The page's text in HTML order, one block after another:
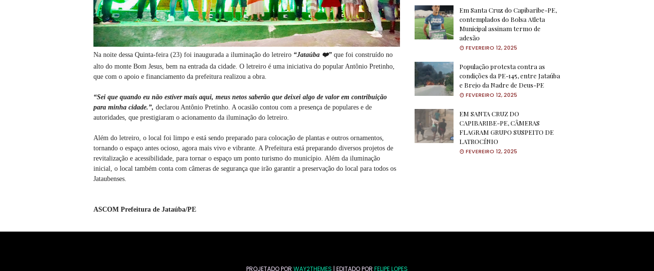
Na noite dessa Quinta-feira (23) foi inaugurada a iluminação do letreiro “Jataúba ❤️” que foi construído no
alto do monte Bom Jesus, bem na entrada da cidade. O letreiro é uma iniciativa do popular Antônio Pretinho,
que com o apoio e financiamento da prefeitura realizou a obra.
“Sei que quando eu não estiver mais aqui, meus netos saberão que deixei algo de valor em contribuição
para minha cidade.”, declarou Antônio Pretinho. A ocasião contou com a presença de populares e de
autoridades, que prestigiaram o acionamento da iluminação do letreiro.
Além do letreiro, o local foi limpo e está sendo preparado para colocação de plantas e outros ornamentos,
tornando o espaço antes ocioso, agora mais vivo e vibrante. A Prefeitura está preparando diversos projetos de
revitalização e acessibilidade, para tornar o espaço um ponto turismo do município. Além da iluminação
inicial, o local também conta com câmeras de segurança que irão garantir a preservação do local para todos os
Jataubenses.
ASCOM Prefeitura de Jataúba/PE
Em Santa Cruz do Capibaribe-PE,
contemplados do Bolsa Atleta
Municipal assinam termo de
adesão
FEVEREIRO 12, 2025
População protesta contra as
condições da PE-145, entre Jataúba
e Brejo da Nadre de Deus-PE
FEVEREIRO 12, 2025
EM SANTA CRUZ DO
CAPIBARIBE-PE, CÂMERAS
FLAGRAM GRUPO SUSPEITO DE
LATROCÍNIO
FEVEREIRO 12, 2025
PROJETADO POR WAY2THEMES | EDITADO POR FELIPE LOPES